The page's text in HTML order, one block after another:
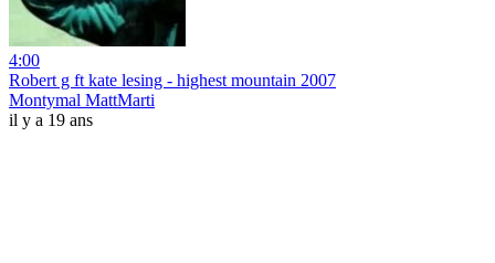
4:00
Robert g ft kate lesing - highest mountain 2007
Montymal MattMarti
il y a 19 ans